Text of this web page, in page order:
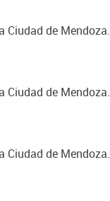
Ciudad de Mendoza.
Ciudad de Mendoza.
Ciudad de Mendoza.